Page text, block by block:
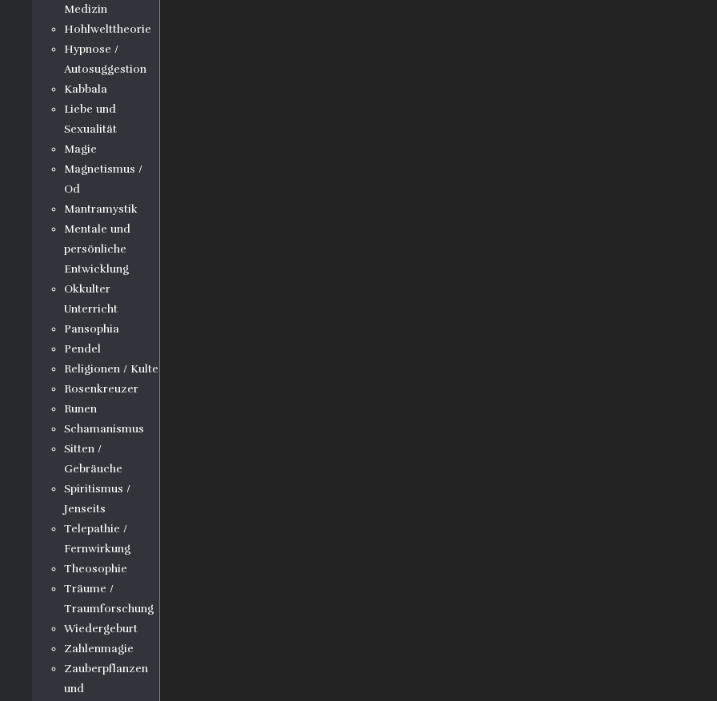
Medizin
Hohlwelttheorie
Hypnose /
Autosuggestion
Kabbala
Liebe und
Sexualität
Magie
Magnetismus /
Od
Mantramystik
Mentale und
persönliche
Entwicklung
Okkulter
Unterricht
Pansophia
Pendel
Religionen / Kulte
Rosenkreuzer
Runen
Schamanismus
Sitten /
Gebräuche
Spiritismus /
Jenseits
Telepathie /
Fernwirkung
Theosophie
Träume /
Traumforschung
Wiedergeburt
Zahlenmagie
Zauberpflanzen
und